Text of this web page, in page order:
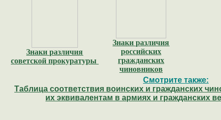
Знаки различия
советской прокуратуры
Знаки различия
российских
гражданских
чиновников
Смотрите также:
Таблица соответствия воинских и гражданских
их эквивалентам в армиях и гражданских